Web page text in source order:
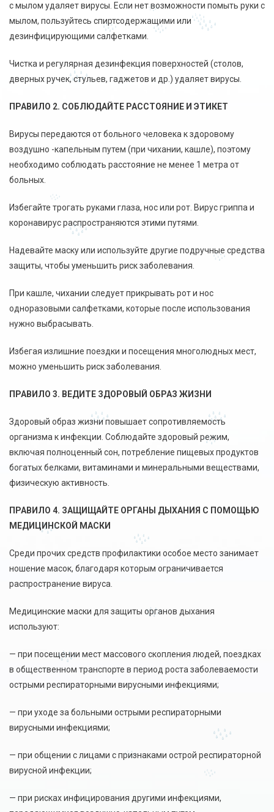
с мылом удаляет вирусы. Если нет возможности помыть руки с
мылом, пользуйтесь спиртсодержащими или
дезинфицирующими салфетками.
Чистка и регулярная дезинфекция поверхностей (столов,
дверных ручек, стульев, гаджетов и др.) удаляет вирусы.
ПРАВИЛО 2. СОБЛЮДАЙТЕ РАССТОЯНИЕ И ЭТИКЕТ
Вирусы передаются от больного человека к здоровому
воздушно -капельным путем (при чихании, кашле), поэтому
необходимо соблюдать расстояние не менее 1 метра от
больных.
Избегайте трогать руками глаза, нос или рот. Вирус гриппа и
коронавирус распространяются этими путями.
Надевайте маску или используйте другие подручные средства
защиты, чтобы уменьшить риск заболевания.
При кашле, чихании следует прикрывать рот и нос
одноразовыми салфетками, которые после использования
нужно выбрасывать.
Избегая излишние поездки и посещения многолюдных мест,
можно уменьшить риск заболевания.
ПРАВИЛО 3. ВЕДИТЕ ЗДОРОВЫЙ ОБРАЗ ЖИЗНИ
Здоровый образ жизни повышает сопротивляемость
организма к инфекции. Соблюдайте здоровый режим,
включая полноценный сон, потребление пищевых продуктов
богатых белками, витаминами и минеральными веществами,
физическую активность.
ПРАВИЛО 4. ЗАЩИЩАЙТЕ ОРГАНЫ ДЫХАНИЯ С ПОМОЩЬЮ
МЕДИЦИНСКОЙ МАСКИ
Среди прочих средств профилактики особое место занимает
ношение масок, благодаря которым ограничивается
распространение вируса.
Медицинские маски для защиты органов дыхания
используют:
— при посещении мест массового скопления людей, поездках
в общественном транспорте в период роста заболеваемости
острыми респираторными вирусными инфекциями;
— при уходе за больными острыми респираторными
вирусными инфекциями;
— при общении с лицами с признаками острой респираторной
вирусной инфекции;
— при рисках инфицирования другими инфекциями,